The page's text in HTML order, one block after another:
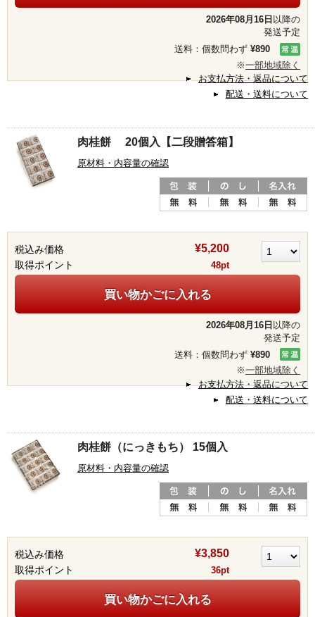
お支払方法・返品について
配送・送料について
2026年08月16日 以降の
発送予定
送料：個数問わず ¥890
※一部地域除く
肉桂餅 20個入【二段贈答箱】
原材料・内容量の確認
お支払方法・返品について
配送・送料について
税込み価格 ¥5,200
取得ポイント 48pt
買い物かごに入れる
2026年08月16日以降の
発送予定
送料：個数問わず ¥890
※一部地域除く
肉桂餅（にっきもち） 15個入
原材料・内容量の確認
税込み価格 ¥3,850
取得ポイント 36pt
買い物かごに入れる